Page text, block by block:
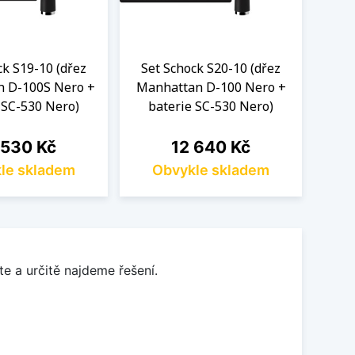
S19-10 (dřez
D-100S Nero +
530 Nero)
Kč
skladem
Set Schock S20-10 (dřez
Manhattan D-100 Nero +
baterie SC-530 Nero)
Cena
12 640 Kč
Obvykle skladem
a určitě najdeme řešení.